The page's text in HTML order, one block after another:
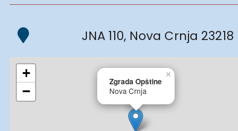
JNA 110, Nova Crnja 23218
Zgrada Opštine
Nova Crnja
×
+
−